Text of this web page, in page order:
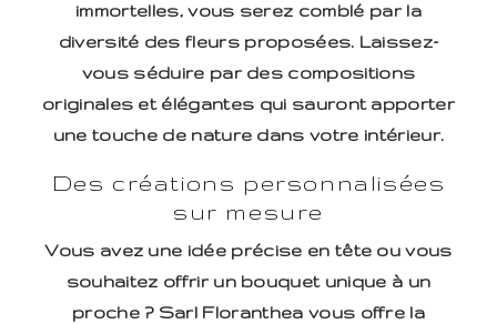
immortelles, vous serez comblé par la
diversité des fleurs proposées. Laissez-
vous séduire par des compositions
originales et élégantes qui sauront apporter
une touche de nature dans votre intérieur.
Des créations personnalisées
sur mesure
Vous avez une idée précise en tête ou vous
souhaitez offrir un bouquet unique à un
proche ? Sarl Floranthea vous offre la